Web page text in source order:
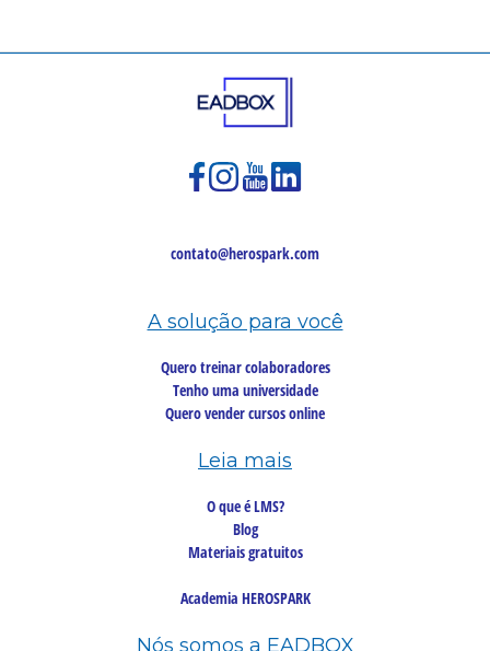
contato@herospark.com
A solução para você
Quero treinar colaboradores
Tenho uma universidade
Quero vender cursos online
Leia mais
O que é LMS?
Blog
Materiais gratuitos
Academia HEROSPARK
Nós somos a EADBOX